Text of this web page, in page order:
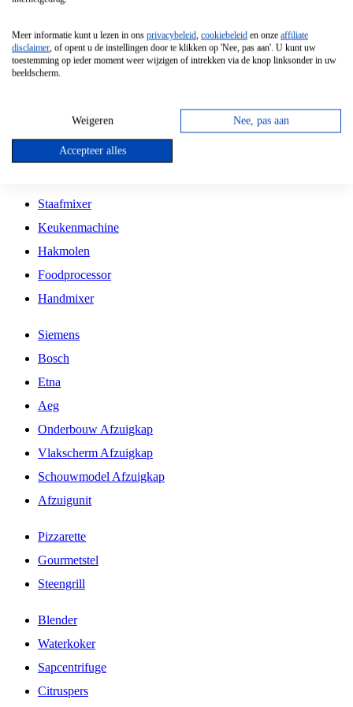
Vrijstaande Magnetron
Vrijstaande Kookplaat
Inbouw Gaskookplaat
Inbouw Keramische Kookplaat
Kookplaat Accessoires
Staafmixer
Keukenmachine
Hakmolen
Foodprocessor
Handmixer
Siemens
Bosch
Etna
Aeg
Onderbouw Afzuigkap
Vlakscherm Afzuigkap
Schouwmodel Afzuigkap
Afzuigunit
Pizzarette
Gourmetstel
Steengrill
Blender
Waterkoker
Sapcentrifuge
Citruspers
Meer informatie kunt u lezen in ons privacybeleid, cookiebeleid en onze affiliate
disclaimer, of opent u de instellingen door te klikken op 'Nee, pas aan'. U kunt uw
toestemming op ieder moment weer wijzigen of intrekken via de knop linksonder in uw
beeldscherm.
Weigeren Nee, pas aan
Accepteer alles